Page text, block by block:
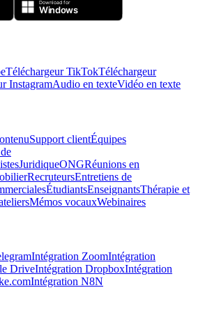
Téléchargeur TikTokTéléchargeur
InstagramAudio en texteVidéo en texte
Support clientÉquipes
JuridiqueONGRéunions en
RecruteursEntretiens de
ÉtudiantsEnseignantsThérapie et
Mémos vocauxWebinaires
Intégration ZoomIntégration
DriveIntégration DropboxIntégration
Intégration N8N